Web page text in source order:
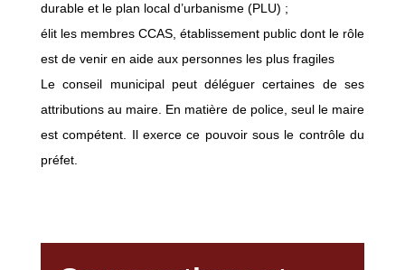
durable et le plan local d’urbanisme (PLU) ;
élit les membres CCAS, établissement public dont le rôle
est de venir en aide aux personnes les plus fragiles
Le conseil municipal peut déléguer certaines de ses
attributions au maire. En matière de police, seul le maire
est compétent. Il exerce ce pouvoir sous le contrôle du
préfet.